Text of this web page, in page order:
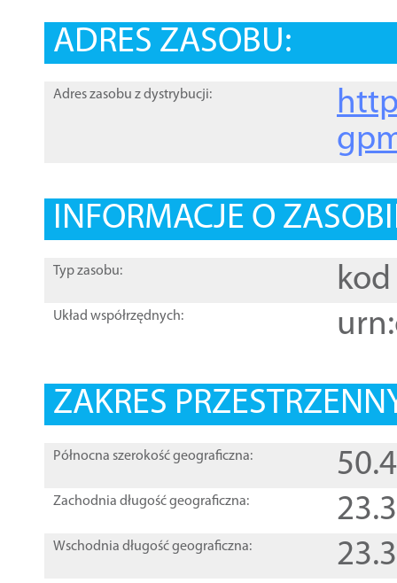
ADRES ZASOBU:
Adres zasobu z dystrybucji:
INFORMACJE O
Typ zasobu: kod
Układ współrzędnych:
ZAKRES
Północna szerokość geograficzna:
Zachodnia długość geograficzna:
Wschodnia długość geograficzna: